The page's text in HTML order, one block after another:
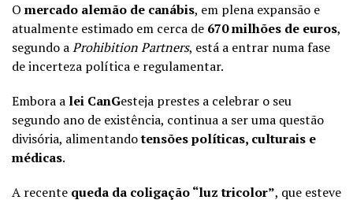
O mercado alemão de canábis, em plena expansão e
atualmente estimado em cerca de 670 milhões de euros,
segundo aProhibition Partners, está a entrar numa fase
de incerteza política e regulamentar.
Embora a lei CanGesteja prestes a celebrar o seu
segundo ano de existência, continua a ser uma questão
divisória, alimentandotensões políticas, culturais e
médicas.
A recente queda da coligação “luz tricolor”, que esteve